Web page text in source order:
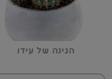
הגינה של עידו